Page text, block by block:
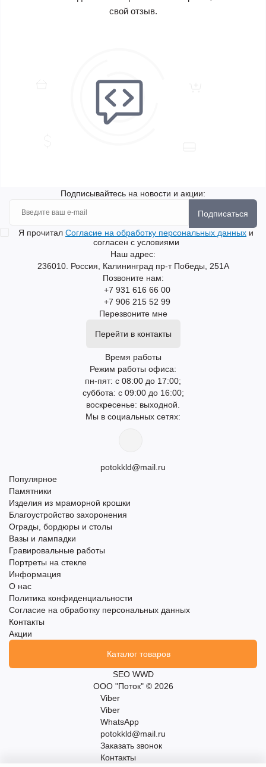
свой отзыв.
Подписывайтесь на новости и акции:
Подписаться
Я прочитал Согласие на обработку персональных данных и
согласен с условиями
Наш адрес:
236010. Россия, Калининград пр-т Победы, 251А
Позвоните нам:
+7 931 616 66 00
+7 906 215 52 99
Перезвоните мне
Перейти в контакты
Время работы
Режим работы офиса:
пн-пят: с 08:00 до 17:00;
суббота: с 09:00 до 16:00;
воскресенье: выходной.
Мы в социальных сетях:
potokkld@mail.ru
Популярное
Памятники
Изделия из мраморной крошки
Благоустройство захоронения
Ограды, бордюры и столы
Вазы и лампадки
Гравировальные работы
Портреты на стекле
Информация
О нас
Политика конфиденциальности
Согласие на обработку персональных данных
Контакты
Акции
Каталог товаров
SEO WWD
ООО "Поток" © 2026
Viber
Viber
WhatsApp
potokkld@mail.ru
Заказать звонок
Контакты